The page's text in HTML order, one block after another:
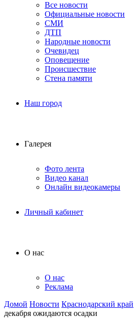
Все новости
Официальные новости
СМИ
ДТП
Народные новости
Очевидец
Оповещение
Происшествие
Стена памяти
Наш город
Галерея
Фото лента
Видео канал
Онлайн видеокамеры
Личный кабинет
О нас
О нас
Реклама
Домой Новости Краснодарский край
декабря ожидаются осадки